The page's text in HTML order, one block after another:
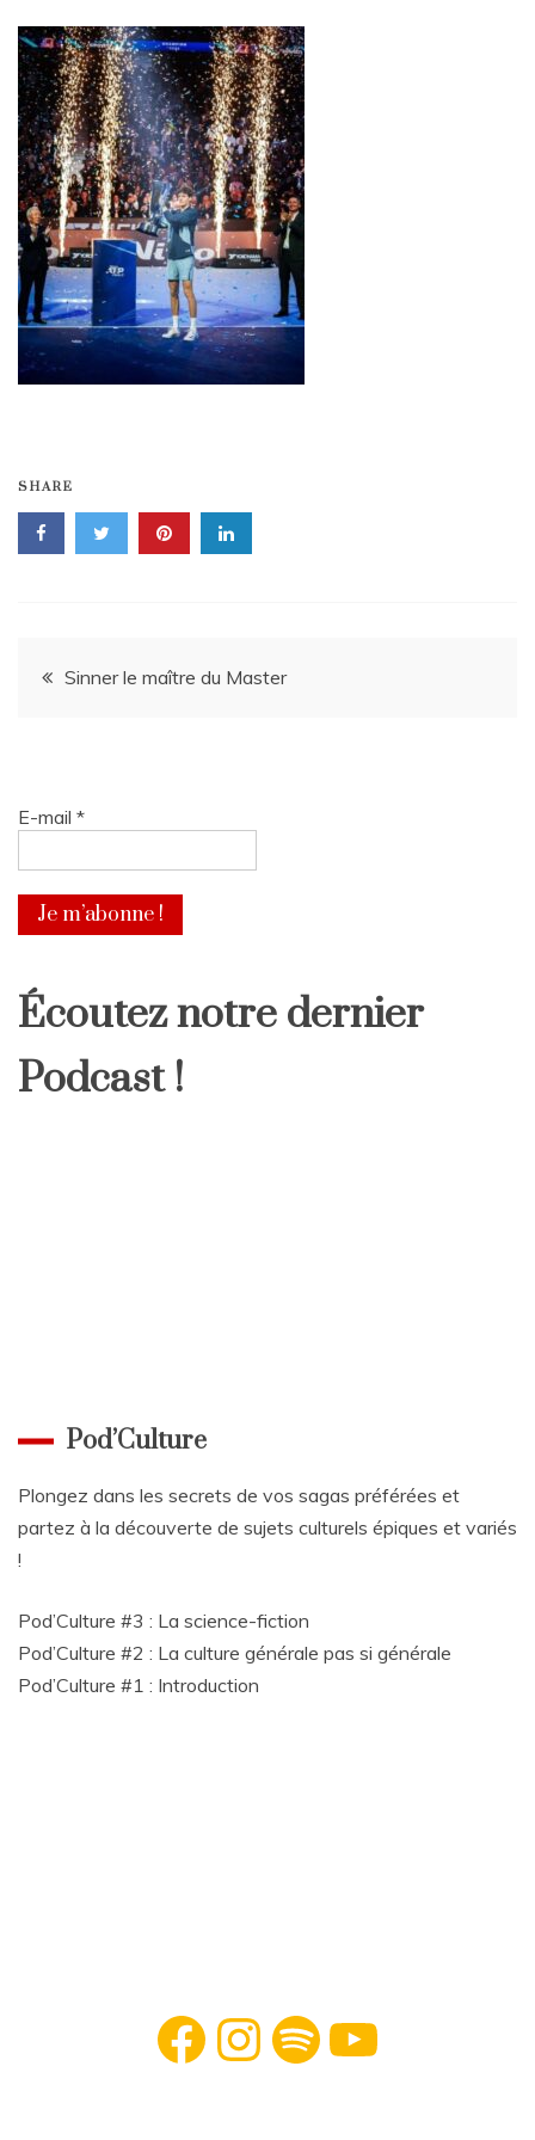
SHARE
Navigation
l’article
Sinner le maître du Master
E-mail *
Écoutez notre dernier
Podcast !
Pod’Culture
Plongez dans les secrets de vos sagas préférées et
partez à la découverte de sujets culturels épiques et variés
!
Pod’Culture #3 : La science-fiction
Pod’Culture #2 : La culture générale pas si générale
Pod’Culture #1 : Introduction
Facebook InstagramSpotify YouTube